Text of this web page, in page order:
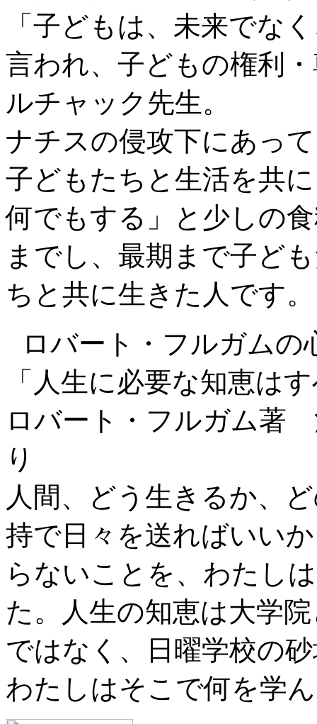
「子どもは、未来でな
言われ、子どもの権利
ルチャック先生。
ナチスの侵攻下にあっ
子どもたちと生活を共
何でもする」と少しの
までし、最期まで子ど
ちと共に生きた人です。
ロバート・フルガムの
「人生に必要な知恵は
ロバート・フルガム著
り
人間、どう生きるか、
持で日々を送ればいい
らないことを、わたし
た。人生の知恵は大学
ではなく、日曜学校の
わたしはそこで何を学